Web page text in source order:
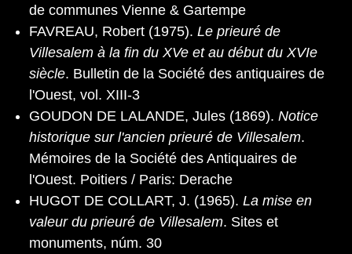
de communes Vienne & Gartempe
FAVREAU, Robert (1975). Le prieuré de
Villesalem à la fin du XVe et au début du XVΙe
siècle. Bulletin de la Société des antiquaires de
l'Ouest, vol. XIII-3
GOUDON DE LALANDE, Jules (1869). Notice
historique sur l'ancien prieuré de Villesalem.
Mémoires de la Société des Antiquaires de
l'Ouest. Poitiers / Paris: Derache
HUGOT DE COLLART, J. (1965). La mise en
valeur du prieuré de Villesalem. Sites et
monuments, núm. 30